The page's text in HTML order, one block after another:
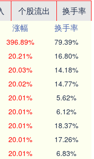
个股流出
换手率
涨幅
换手率
396.89% 79.39%
20.21% 16.80%
20.03% 14.18%
20.02% 14.77%
20.01% 5.62%
20.01% 6.12%
20.01% 18.37%
20.01% 17.26%
20.01% 6.83%